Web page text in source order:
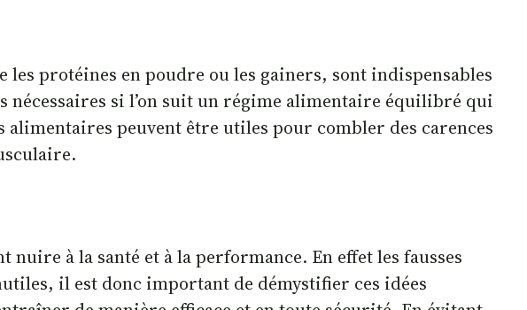
protéines en poudre ou les gainers, sont indispensables
nécessaires si l’on suit un régime alimentaire équilibré qui
peuvent être utiles pour combler des carences
à la santé et à la performance. En effet les fausses
il est donc important de démystifier ces idées